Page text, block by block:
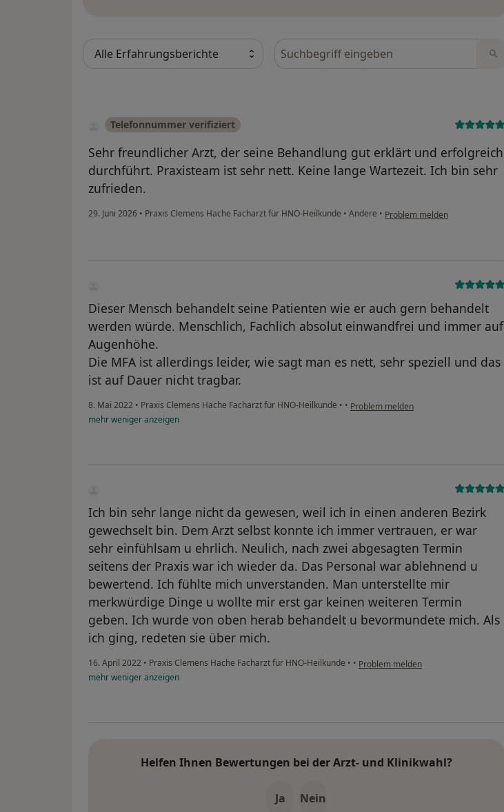
Bewertungen durchsuchen
Telefonnummer verifiziert
Sehr freundlicher Arzt, der seine Behandlung gut erklärt und erfolgreich
durchführt. Praxisteam ist sehr nett. Keine lange Wartezeit. Ich bin sehr
zufrieden.
29. Juni 2026 • Praxis Clemens Hache Facharzt für HNO-Heilkunde • Andere • Problem melden
Dieser Mensch behandelt seine Patienten wie er auch gern behandelt
werden würde. Menschlich, Fachlich absolut einwandfrei und immer auf
Augenhöhe.
Die MFA ist allerdings leider, wie sagt man es nett, sehr speziell und das
ist auf Dauer nicht tragbar.
8. Mai 2022 • Praxis Clemens Hache Facharzt für HNO-Heilkunde • • Problem melden
mehrwenigeranzeigen
Ich bin sehr lange nicht da gewesen, weil ich in einen anderen Bezirk
gewechselt bin. Dem Arzt selbst konnte ich immer vertrauen, er war
sehr einfühlsam u ehrlich. Neulich, nach zwei abgesagten Termin
seitens der Praxis war ich wieder da. Das Personal war ablehnend u
bewertend. Ich fühlte mich unverstanden. Man unterstellte mir
merkwürdige Dinge u wollte mir erst gar keinen weiteren Termin
geben. Ich wurde von oben herab behandelt u bevormundete mich. Als
ich ging, redeten sie über mich.
16. April 2022 • Praxis Clemens Hache Facharzt für HNO-Heilkunde • • Problem melden
mehrwenigeranzeigen
Helfen Ihnen Bewertungen bei der Arzt- und Klinikwahl?
Ja Nein